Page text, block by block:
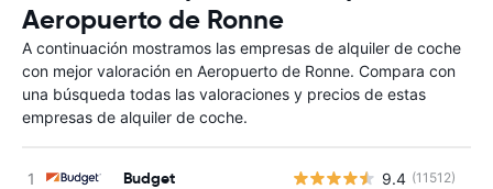
Aeropuerto de Ronne
A continuación mostramos las empresas de alquiler de coche
con mejor valoración en Aeropuerto de Ronne. Compara con
una búsqueda todas las valoraciones y precios de estas
empresas de alquiler de coche.
Budget 9.4 (11512)